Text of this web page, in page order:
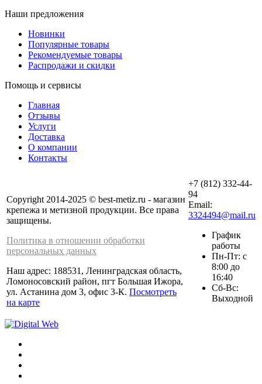
Наши предложения
Новинки
Популярные товары
Рекомендуемые товары
Распродажи и скидки
Помощь и сервисы
Главная
Отзывы
Услуги
Доставка
О компании
Контакты
Copyright 2014-2025 © best-metiz.ru - магазин
крепежа и метизной продукции. Все права
защищены.
Политика в отношении обработки
персональных данных
Наш адрес: 188531, Ленинградская область,
Ломоносовский район, пгт Большая Ижора,
ул. Астанина дом 3, офис 3-К. Посмотреть
на карте
+7 (812) 332-44-
94
Email:
3324494@mail.ru
График
работы
Пн-Пт: с
8:00 до
16:40
Сб-Вс:
Выходной